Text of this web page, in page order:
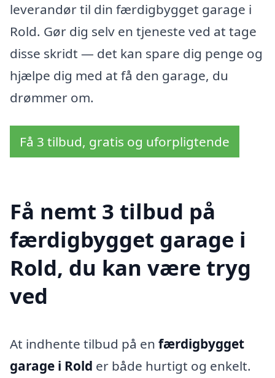
leverandør til din færdigbygget garage i
Rold. Gør dig selv en tjeneste ved at tage
disse skridt — det kan spare dig penge og
hjælpe dig med at få den garage, du
drømmer om.
Få 3 tilbud, gratis og uforpligtende
Få nemt 3 tilbud på
færdigbygget garage i
Rold, du kan være tryg
ved
At indhente tilbud på en færdigbygget
garage i Rold er både hurtigt og enkelt.